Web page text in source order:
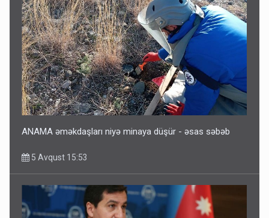
ANAMA əməkdaşları niyə minaya düşür - əsas səbəb
5 Avqust 15:53